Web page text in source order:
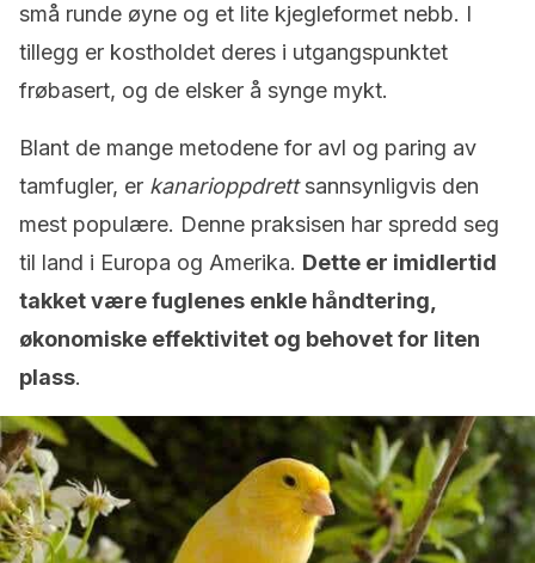
små runde øyne og et lite kjegleformet nebb. I
tillegg er kostholdet deres i utgangspunktet
frøbasert, og de elsker å synge mykt.
Blant de mange metodene for avl og paring av
tamfugler, er kanarioppdrettsannsynligvis den
mest populære. Denne praksisen har spredd seg
til land i Europa og Amerika. Dette er imidlertid
takket være fuglenes enkle håndtering,
økonomiske effektivitet og behovet for liten
plass.